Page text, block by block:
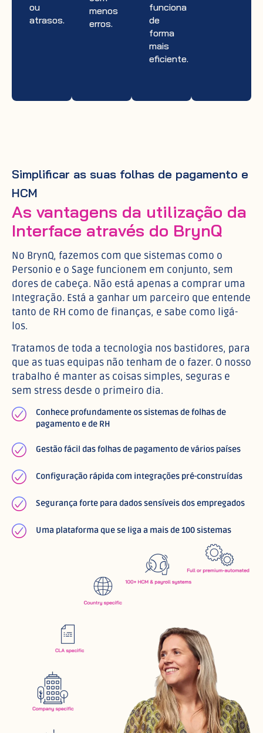
ou
atrasos.
menos
erros.
funciona
de
forma
mais
eficiente.
Simplificar as suas folhas de pagamento e
HCM
As vantagens da utilização da
Interface através do BrynQ
No BrynQ, fazemos com que sistemas como o
Personio e o Sage funcionem em conjunto, sem
dores de cabeça. Não está apenas a comprar uma
Integração. Está a ganhar um parceiro que entende
tanto de RH como de finanças, e sabe como ligá-
los.
Tratamos de toda a tecnologia nos bastidores, para
que as tuas equipas não tenham de o fazer. O nosso
trabalho é manter as coisas simples, seguras e
sem stress desde o primeiro dia.
Conhece profundamente os sistemas de folhas de
pagamento e de RH
Gestão fácil das folhas de pagamento de vários países
Configuração rápida com integrações pré-construídas
Segurança forte para dados sensíveis dos empregados
Uma plataforma que se liga a mais de 100 sistemas